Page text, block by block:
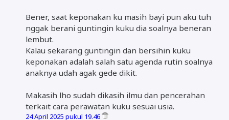
Bener, saat keponakan ku masih bayi pun aku tuh
nggak berani guntingin kuku dia soalnya beneran
lembut.
Kalau sekarang guntingin dan bersihin kuku
keponakan adalah salah satu agenda rutin soalnya
anaknya udah agak gede dikit.
Makasih lho sudah dikasih ilmu dan pencerahan
terkait cara perawatan kuku sesuai usia.
24 April 2025 pukul 19.46